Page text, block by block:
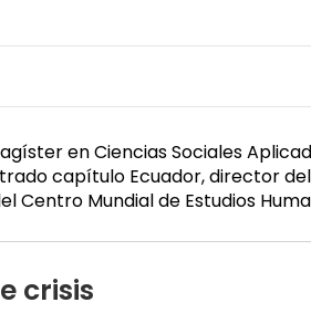
en Ciencias Sociales
capítulo Ecuador, director
Centro Mundial de Estudios
crisis